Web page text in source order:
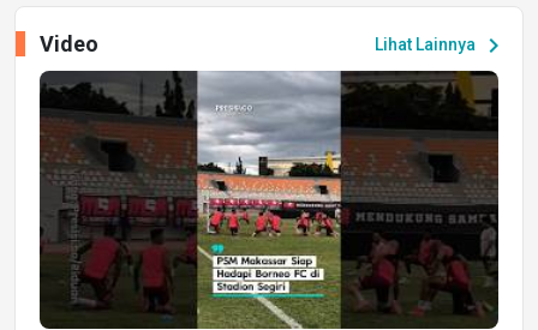
Lihat Lainnya chevron_right
Video